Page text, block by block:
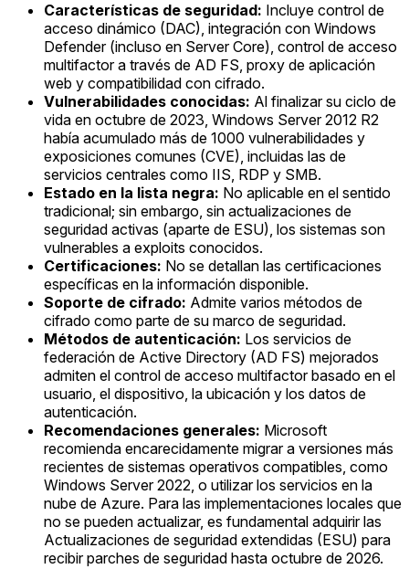
Características de seguridad: Incluye control de
acceso dinámico (DAC), integración con Windows
Defender (incluso en Server Core), control de acceso
multifactor a través de AD FS, proxy de aplicación
web y compatibilidad con cifrado.
Vulnerabilidades conocidas: Al finalizar su ciclo de
vida en octubre de 2023, Windows Server 2012 R2
había acumulado más de 1000 vulnerabilidades y
exposiciones comunes (CVE), incluidas las de
servicios centrales como IIS, RDP y SMB.
Estado en la lista negra: No aplicable en el sentido
tradicional; sin embargo, sin actualizaciones de
seguridad activas (aparte de ESU), los sistemas son
vulnerables a exploits conocidos.
Certificaciones: No se detallan las certificaciones
específicas en la información disponible.
Soporte de cifrado: Admite varios métodos de
cifrado como parte de su marco de seguridad.
Métodos de autenticación: Los servicios de
federación de Active Directory (AD FS) mejorados
admiten el control de acceso multifactor basado en el
usuario, el dispositivo, la ubicación y los datos de
autenticación.
Recomendaciones generales: Microsoft
recomienda encarecidamente migrar a versiones más
recientes de sistemas operativos compatibles, como
Windows Server 2022, o utilizar los servicios en la
nube de Azure. Para las implementaciones locales que
no se pueden actualizar, es fundamental adquirir las
Actualizaciones de seguridad extendidas (ESU) para
recibir parches de seguridad hasta octubre de 2026.